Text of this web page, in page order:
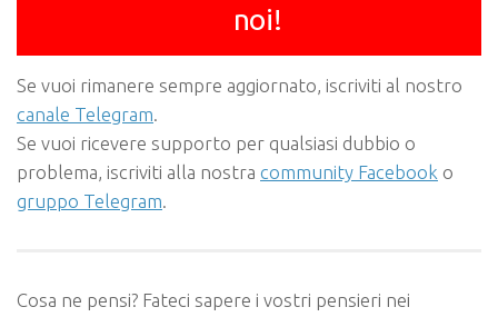
noi!
Se vuoi rimanere sempre aggiornato, iscriviti al nostro
canale Telegram.
Se vuoi ricevere supporto per qualsiasi dubbio o
problema, iscriviti alla nostra community Facebook o
gruppo Telegram.
Cosa ne pensi? Fateci sapere i vostri pensieri nei